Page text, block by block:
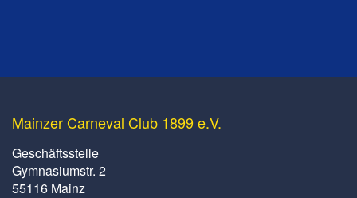
Mainzer Carneval Club 1899 e.V.
Geschäftsstelle
Gymnasiumstr. 2
55116 Mainz